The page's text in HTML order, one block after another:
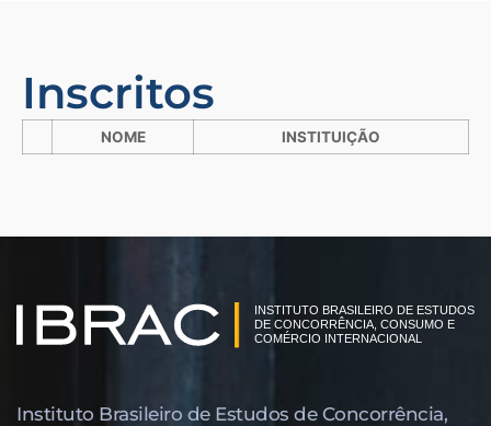
Inscritos
NOME INSTITUIÇÃO
Instituto Brasileiro de Estudos de Concor­rência,